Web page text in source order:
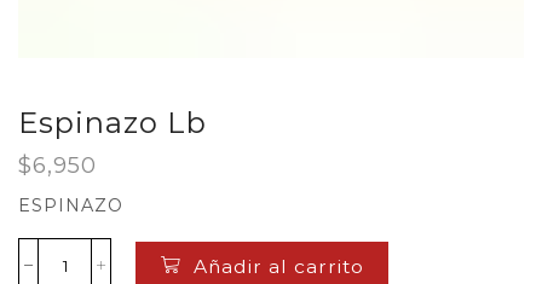
Espinazo Lb
$6,950
ESPINAZO
Espinazo
Añadir al carrito